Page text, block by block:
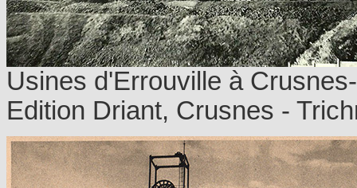
Usines d'Errouville à
Edition Driant, Crusnes -